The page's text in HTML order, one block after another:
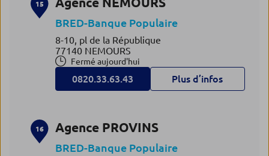
15
BRED-Banque Populaire
8-10, pl de la République
77140 NEMOURS
Fermé aujourd'hui
0820.33.63.43 Plus d’infos
16 Agence PROVINS
BRED-Banque Populaire